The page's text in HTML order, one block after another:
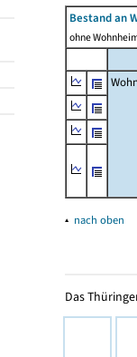
Bestand an
ohne
▴ nach oben
Das